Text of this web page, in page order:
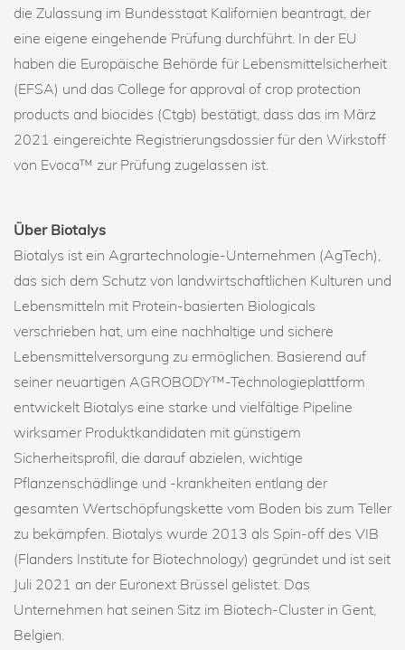
die Zulassung im Bundesstaat Kalifornien beantragt, der
eine eigene eingehende Prüfung durchführt. In der EU
haben die Europäische Behörde für Lebensmittelsicherheit
(EFSA) und das College for approval of crop protection
products and biocides (Ctgb) bestätigt, dass das im März
2021 eingereichte Registrierungsdossier für den Wirkstoff
von Evoca™ zur Prüfung zugelassen ist.
Über Biotalys
Biotalys ist ein Agrartechnologie-Unternehmen (AgTech),
das sich dem Schutz von landwirtschaftlichen Kulturen und
Lebensmitteln mit Protein-basierten Biologicals
verschrieben hat, um eine nachhaltige und sichere
Lebensmittelversorgung zu ermöglichen. Basierend auf
seiner neuartigen AGROBODY™-Technologieplattform
entwickelt Biotalys eine starke und vielfältige Pipeline
wirksamer Produktkandidaten mit günstigem
Sicherheitsprofil, die darauf abzielen, wichtige
Pflanzenschädlinge und -krankheiten entlang der
gesamten Wertschöpfungskette vom Boden bis zum Teller
zu bekämpfen. Biotalys wurde 2013 als Spin-off des VIB
(Flanders Institute for Biotechnology) gegründet und ist seit
Juli 2021 an der Euronext Brüssel gelistet. Das
Unternehmen hat seinen Sitz im Biotech-Cluster in Gent,
Belgien.